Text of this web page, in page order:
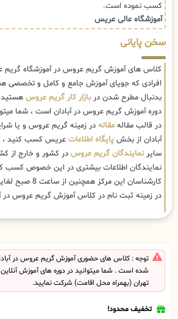
کسب نموده است.
آموزشگاه عالی عریس
سخن پایانی
کلاس های آموزش گریم عروس در آموزشگاه گریم
افرادی که جویای آموزش جامع و کامل و تخصصی
بدنبال مطرح شدن دربازار کار گریم عروس هستید
دوره آموزش گریم عروس در آبادان است ، شما
در قالب مقاله مقاله در زمینه گریم عروس و یا
آبادان از بخش پایگاه اطلاعات عریس کسب کنید ،
سایرنمایندگان گریم عروس در کشور و خارج از
نمایندگان اطلاعات بیشتری در این خصوص کسب
در زمینه ثبت نام در کلاس آموزش گریم عروس در
توجه : کلاس های حضوری آموزش گریم عروس در
شده است . شما میتوانید در دوره های آموزش
تهران (بهمراه محل اقامت) شرکت نمایید.
تخفیف محدود!